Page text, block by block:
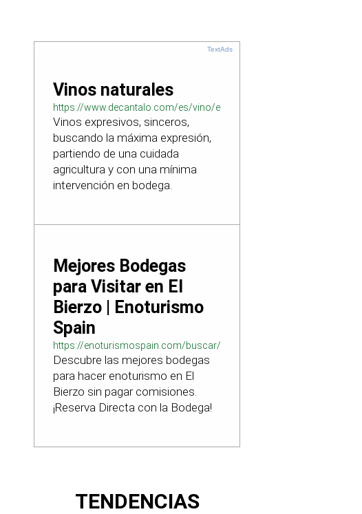
TextAds
Vinos naturales
https://www.decantalo.com/es/vino/elaboracion_natural/
Vinos expresivos, sinceros,
buscando la máxima expresión,
partiendo de una cuidada
agricultura y con una mínima
intervención en bodega.
Mejores Bodegas
para Visitar en El
Bierzo | Enoturismo
Spain
https://enoturismospain.com/buscar/ciudad-
visitar-bodegas-en-leon
Descubre las mejores bodegas
para hacer enoturismo en El
Bierzo sin pagar comisiones.
¡Reserva Directa con la Bodega!
TENDENCIAS